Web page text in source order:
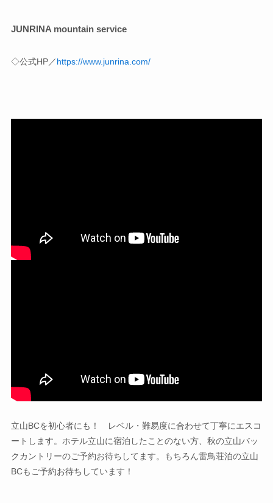
JUNRINA mountain service
◇公式HP／https://www.junrina.com/
立山BCを初心者にも！ レベル・難易度に合わせて丁寧にエスコ
ートします。ホテル立山に宿泊したことのない方、秋の立山バッ
クカントリーのご予約お待ちしてます。もちろん雷鳥荘泊の立山
BCもご予約お待ちしています！